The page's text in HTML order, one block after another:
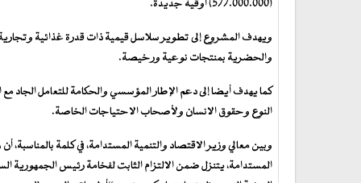
(577.000.000) أوقية جديدة.
ويهدف المشروع إلى تطوير سلاسل قيمية ذات قدرة غذائية وتجارية
والحضرية بمنتجات نوعية ورخيصة.
كما يهدف أيضا إلى دعم الإطار المؤسسي والحكامة للتعامل الجاد
النوع وحقوق الانسان ولأصحاب الاحتياجات الخاصة.
وبين معالي وزير الاقتصاد والتنمية المستدامة، في كلمة
المستدامة، يتنزل ضمن الالتزام الثابت لفخامة رئيس